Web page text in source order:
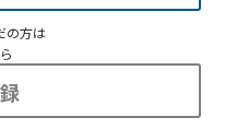
の方は